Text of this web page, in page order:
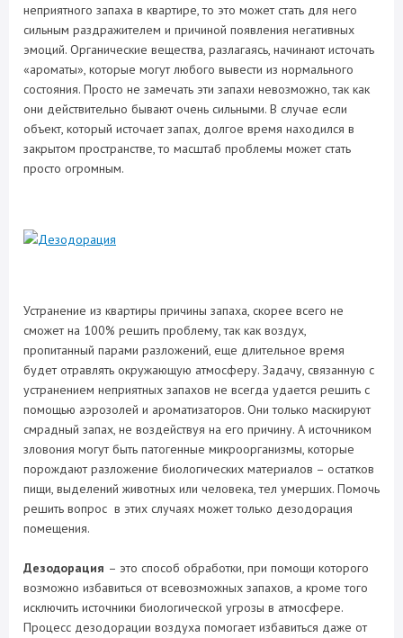
неприятного запаха в квартире, то это может стать для него
сильным раздражителем и причиной появления негативных
эмоций. Органические вещества, разлагаясь, начинают источать
«ароматы», которые могут любого вывести из нормального
состояния. Просто не замечать эти запахи невозможно, так как
они действительно бывают очень сильными. В случае если
объект, который источает запах, долгое время находился в
закрытом пространстве, то масштаб проблемы может стать
просто огромным.
Устранение из квартиры причины запаха, скорее всего не
сможет на 100% решить проблему, так как воздух,
пропитанный парами разложений, еще длительное время
будет отравлять окружающую атмосферу. Задачу, связанную с
устранением неприятных запахов не всегда удается решить с
помощью аэрозолей и ароматизаторов. Они только маскируют
смрадный запах, не воздействуя на его причину. А источником
зловония могут быть патогенные микроорганизмы, которые
порождают разложение биологических материалов – остатков
пищи, выделений животных или человека, тел умерших. Помочь
решить вопрос в этих случаях может только дезодорация
помещения.
Дезодорация – это способ обработки, при помощи которого
возможно избавиться от всевозможных запахов, а кроме того
исключить источники биологической угрозы в атмосфере.
Процесс дезодорации воздуха помогает избавиться даже от